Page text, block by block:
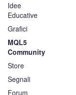
Idee
Educative
Grafici
MQL5
Community
Store
Segnali
Forum